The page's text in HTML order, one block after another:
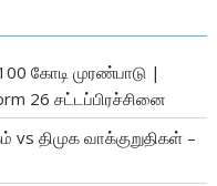
கோடி முரண்பாடு |
26 சட்டப்பிரச்சினை
திமுக வாக்குறுதிகள் –